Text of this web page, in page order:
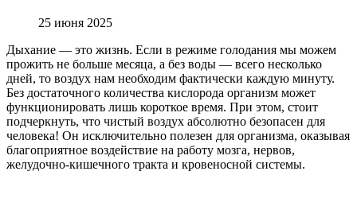
25 июня 2025
Дыхание — это жизнь. Если в режиме голодания мы можем
прожить не больше месяца, а без воды — всего несколько
дней, то воздух нам необходим фактически каждую минуту.
Без достаточного количества кислорода организм может
функционировать лишь короткое время. При этом, стоит
подчеркнуть, что чистый воздух абсолютно безопасен для
человека! Он исключительно полезен для организма, оказывая
благоприятное воздействие на работу мозга, нервов,
желудочно-кишечного тракта и кровеносной системы.